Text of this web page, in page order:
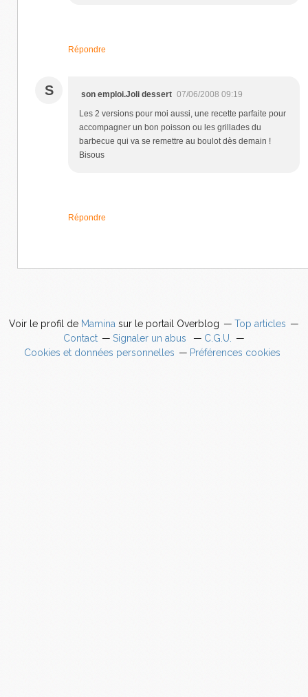
Répondre
S son emploi.Joli dessert 07/06/2008 09:19
Les 2 versions pour moi aussi, une recette parfaite pour
accompagner un bon poisson ou les grillades du
barbecue qui va se remettre au boulot dès demain !
Bisous
Répondre
Voir le profil de Mamina sur le portail Overblog
Top articles
Contact
Signaler un abus
C.G.U.
Cookies et données personnelles
Préférences cookies